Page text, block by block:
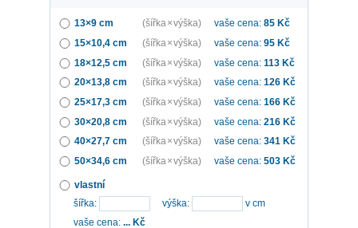
13×9 cm (šířka × výška) vaše cena: 85 Kč
15×10,4 cm
(šířka × výška) vaše cena: 95 Kč
18×12,5 cm
(šířka × výška) vaše cena: 113 Kč
20×13,8 cm
(šířka × výška) vaše cena: 126 Kč
25×17,3 cm
(šířka × výška) vaše cena: 166 Kč
30×20,8 cm
(šířka × výška) vaše cena: 216 Kč
40×27,7 cm
(šířka × výška) vaše cena: 341 Kč
50×34,6 cm
(šířka × výška) vaše cena: 503 Kč
vlastní
šířka:
výška:
v cm
vaše cena: ... Kč